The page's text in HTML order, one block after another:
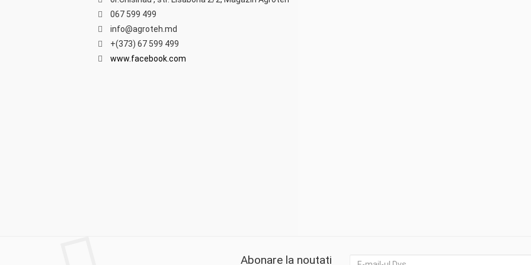
067 599 499
info@agroteh.md
+(373) 67 599 499
www.facebook.com
Abonare la noutati